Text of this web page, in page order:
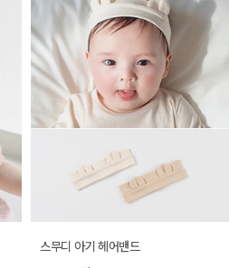
스무디 아기 헤어밴드